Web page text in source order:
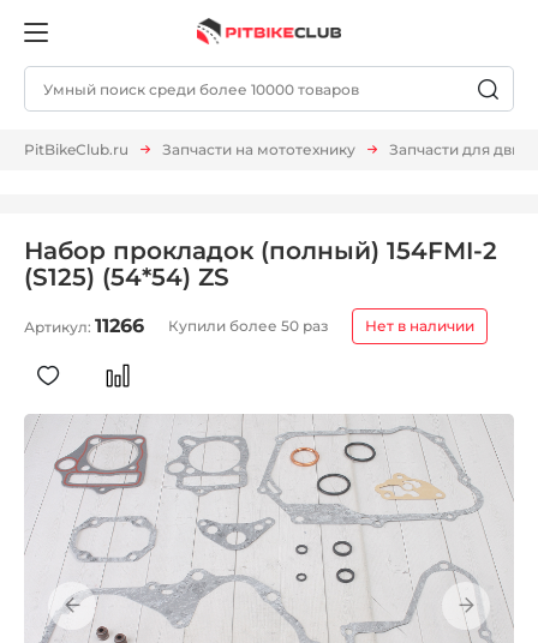
PitBikeClub.ru Запчасти на мототехнику Запчасти для
Набор прокладок (полный) 154FMI-2
(S125) (54*54) ZS
Артикул: 11266 Купили более 50 раз Нет в наличии